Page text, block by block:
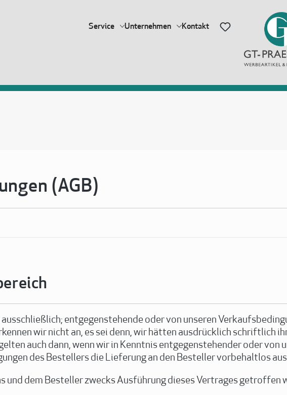
Service
Unternehmen Kontakt
(AGB)
entgegenstehende oder von unseren
wir nicht an, es sei denn, wir hätten ausdrücklich schriftlich
auch dann, wenn wir in Kenntnis entgegenstehender oder von
des Bestellers die Lieferung an den Besteller vorbehaltlos
und dem Besteller zwecks Ausführung dieses Vertrages getroffen